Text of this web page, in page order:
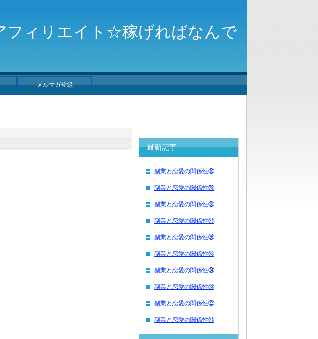
最新記事
副業と恋愛の関係性㉚
副業と恋愛の関係性㉙
副業と恋愛の関係性㉘
副業と恋愛の関係性㉗
副業と恋愛の関係性㉖
副業と恋愛の関係性㉕
副業と恋愛の関係性㉔
副業と恋愛の関係性㉓
副業と恋愛の関係性㉒
副業と恋愛の関係性㉑
ィリエイト☆稼げればなんで
メルマガ登録